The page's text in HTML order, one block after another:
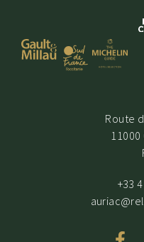
Route
+33